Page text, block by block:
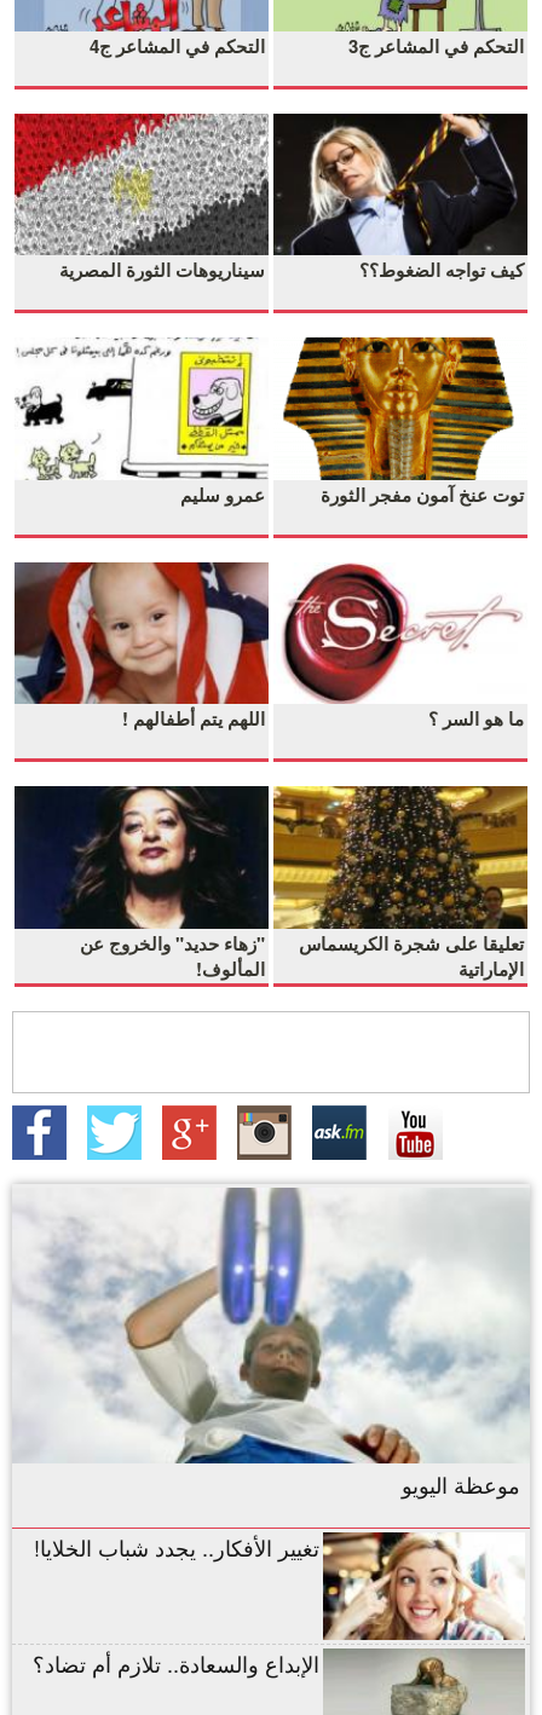
التحكم في المشاعر ج3 التحكم في المشاعر ج4
كيف تواجه الضغوط؟؟ سيناريوهات الثورة المصرية
توت عنخ آمون مفجر الثورة عمرو سليم
ما هو السر ؟ اللهم يتم أطفالهم !
تعليقا على شجرة الكريسماس
الإماراتية
"زهاء حديد" والخروج عن
المألوف!
موعظة اليويو
تغيير الأفكار.. يجدد شباب الخلايا!
الإبداع والسعادة.. تلازم أم تضاد؟